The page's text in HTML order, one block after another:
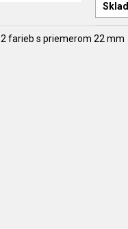
farieb s priemerom 22 mm